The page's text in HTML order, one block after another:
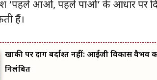
‘पहले आओ, पहले पाओ’ के आधार पर
हैं।
खाकी पर दाग बर्दाश्त नहीं: आईजी विकास वैभव
निलंबित